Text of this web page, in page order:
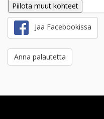
Piilota muut kohteet
Jaa Facebookissa
Anna palautetta